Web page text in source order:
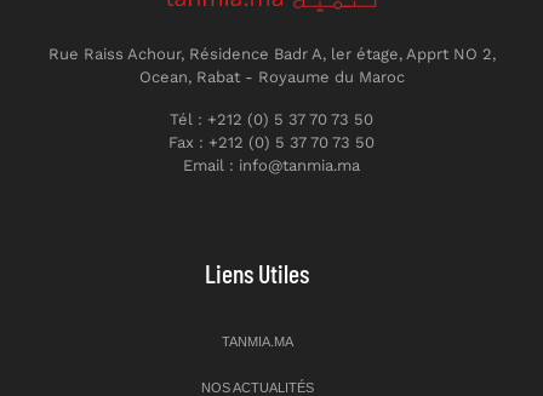
Rue Raiss Achour, Résidence Badr A, ler étage, Apprt NO 2,
Ocean, Rabat - Royaume du Maroc
Tél : +212 (0) 5 37 70 73 50
Fax : +212 (0) 5 37 70 73 50
Email : info@tanmia.ma
Liens Utiles
TANMIA.MA
NOS ACTUALITÉS